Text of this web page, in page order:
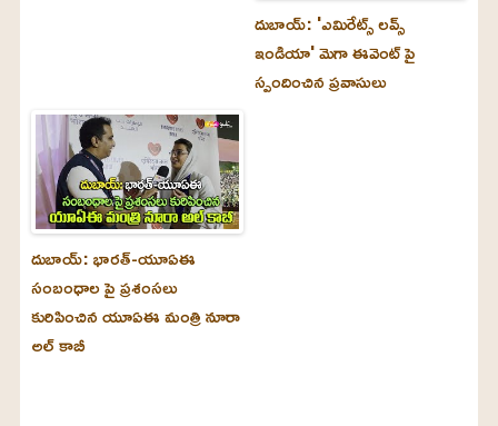
దుబాయ్‌: 'ఎమిరేట్స్ లవ్స్
ఇండియా' మెగా ఈవెంట్ పై
స్పందించిన ప్రవాసులు
దుబాయ్‌: భారత్-యూఏఈ
సంబంధాల పై ప్రశంసలు
కురిపించిన యూఏఈ మంత్రి నూరా
అల్‌ కాబీ